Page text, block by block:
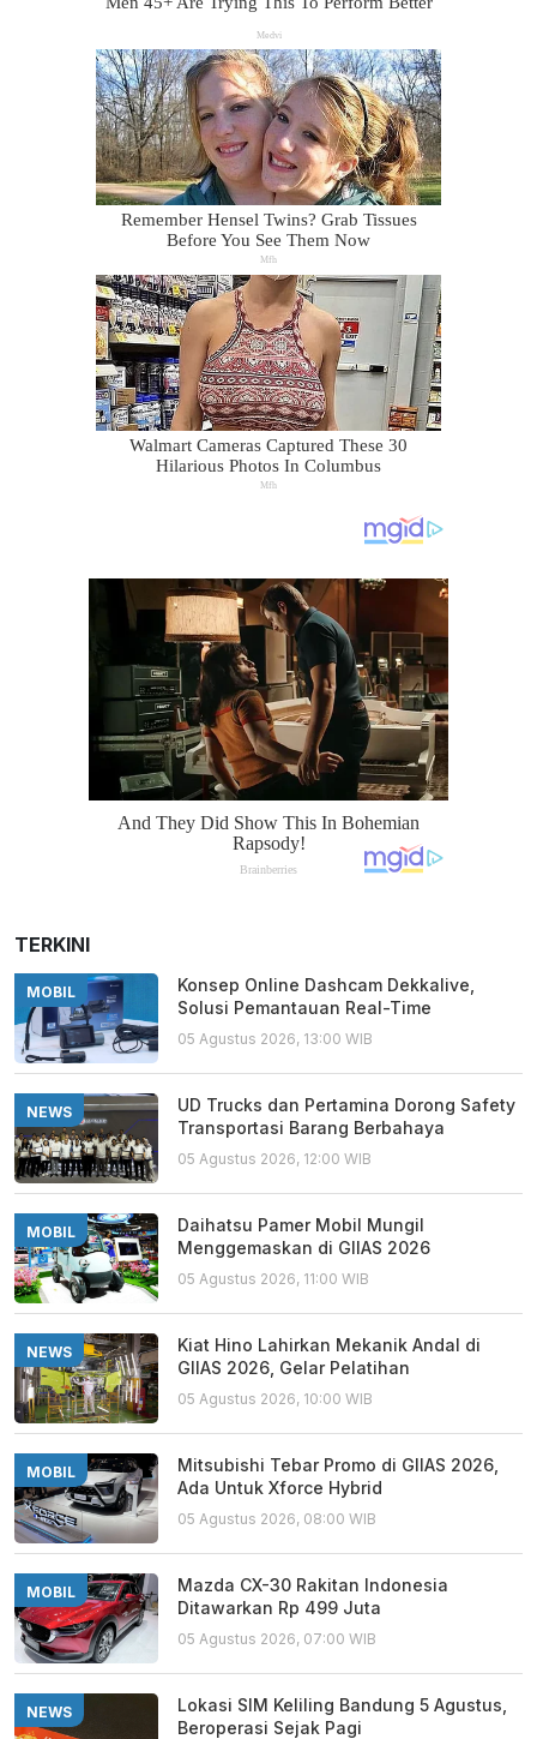
TERKINI
MOBIL
Konsep Online Dashcam Dekkalive,
Solusi Pemantauan Real-Time
05 Agustus 2026, 13:00 WIB
NEWS
UD Trucks dan Pertamina Dorong Safety
Transportasi Barang Berbahaya
05 Agustus 2026, 12:00 WIB
MOBIL
Daihatsu Pamer Mobil Mungil
Menggemaskan di GIIAS 2026
05 Agustus 2026, 11:00 WIB
NEWS
Kiat Hino Lahirkan Mekanik Andal di
GIIAS 2026, Gelar Pelatihan
05 Agustus 2026, 10:00 WIB
MOBIL
Mitsubishi Tebar Promo di GIIAS 2026,
Ada Untuk Xforce Hybrid
05 Agustus 2026, 08:00 WIB
MOBIL
Mazda CX-30 Rakitan Indonesia
Ditawarkan Rp 499 Juta
05 Agustus 2026, 07:00 WIB
NEWS
Lokasi SIM Keliling Bandung 5 Agustus,
Beroperasi Sejak Pagi